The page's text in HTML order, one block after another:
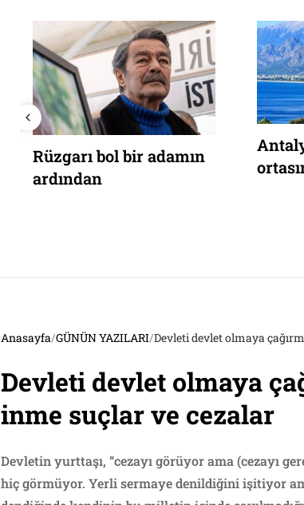
Rüzgarı bol bir adamın
ardından
Anasayfa/GÜNÜN YAZILARI/Devleti devlet olmaya
Devleti devlet olmaya
inme suçlar ve cezalar
Devletin yurttaşı, “cezayı görüyor ama (cezayı
hiç görmüyor. Yerli sermaye denildiğini işitiyor